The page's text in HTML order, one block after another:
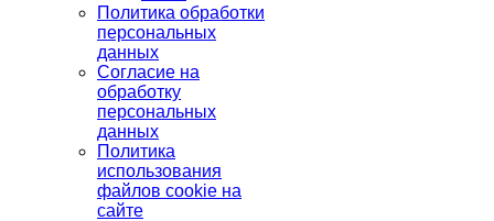
Политика обработки
персональных
данных
Согласие на
обработку
персональных
данных
Политика
использования
файлов cookie на
сайте